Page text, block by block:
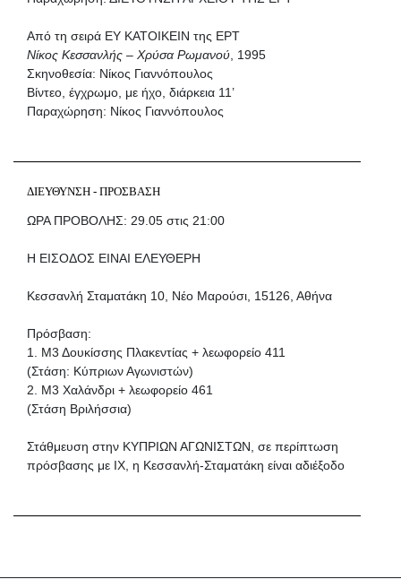
Από τη σειρά ΕΥ ΚΑΤΟΙΚΕΙΝ της ΕΡΤ
Νίκος Κεσσανλής – Χρύσα Ρωμανού , 1995
Σκηνοθεσία: Νίκος Γιαννόπουλος
Βίντεο, έγχρωμο, με ήχο, διάρκεια 11’
Παραχώρηση: Νίκος Γιαννόπουλος
ΔΙΕΥΘΥΝΣΗ - ΠΡΟΣΒΑΣΗ
ΩΡΑ ΠΡΟΒΟΛΗΣ: 29.05 στις 21:00
Η ΕΙΣΟΔΟΣ ΕΙΝΑΙ ΕΛΕΥΘΕΡΗ
Κεσσανλή Σταματάκη 10, Νέο Μαρούσι, 15126, Αθήνα
Πρόσβαση:
1. Μ3 Δουκίσσης Πλακεντίας + λεωφορείο 411
(Στάση: Κύπριων Αγωνιστών)
2. Μ3 Χαλάνδρι + λεωφορείο 461
(Στάση Βριλήσσια)
Στάθμευση στην ΚΥΠΡΙΩΝ ΑΓΩΝΙΣΤΩΝ, σε περίπτωση
πρόσβασης με ΙΧ, η Κεσσανλή-Σταματάκη είναι αδιέξοδο